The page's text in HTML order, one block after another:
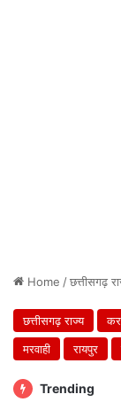
Home /छत्तीसगढ़
छत्तीसगढ़ राज्य
मरवाही
रायपुर
Trending